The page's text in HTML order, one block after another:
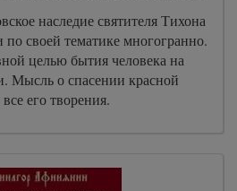
наследие святителя Тихона
своей тематике многогранно.
целью бытия человека на
Мысль о спасении красной
его творения.